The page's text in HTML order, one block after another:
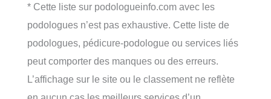
* Cette liste sur podologueinfo.com avec les
podologues n’est pas exhaustive. Cette liste de
podologues, pédicure-podologue ou services liés
peut comporter des manques ou des erreurs.
L’affichage sur le site ou le classement ne reflète